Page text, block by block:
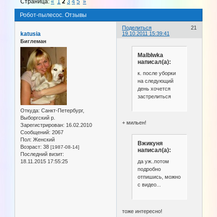
Робот-пылесос. Отзывы
Страница:« 1 2 3 4 5 »
Поделиться
21
19.10.2011 15:39:41
katusia
Биглеман
Откуда: Санкт-Петербург,
Выборгский р.
Зарегистрирован: 16.02.2010
Сообщений: 2067
Пол: Женский
Возраст: 38 [1987-08-14]
Последний визит:
18.11.2015 17:55:25
MalbIwka
написал(а):
к. после уборки
на следующий
день хочется
застрелиться
+ мильен!
Вжикуня
написал(а):
да уж..потом
подробно
отпишись, можно
с видео...
тоже интересно!